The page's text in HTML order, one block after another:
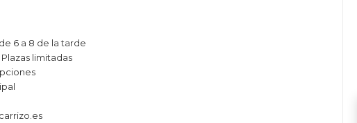
6 a 8 de la tarde
limitadas